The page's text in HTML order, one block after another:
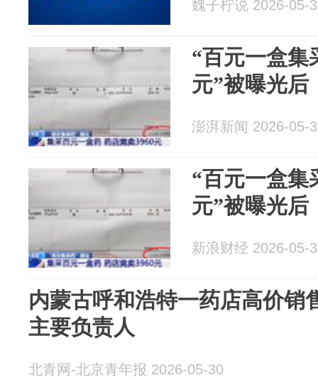
魏子柠说 2026-05-
“百元一盒集
元”被曝光后
澎湃新闻 2026-05-
“百元一盒集
元”被曝光后
新浪财经 2026-05-
内蒙古呼和浩特一药店高价销
主要负责人
北青网-北京青年报 2026-05-30